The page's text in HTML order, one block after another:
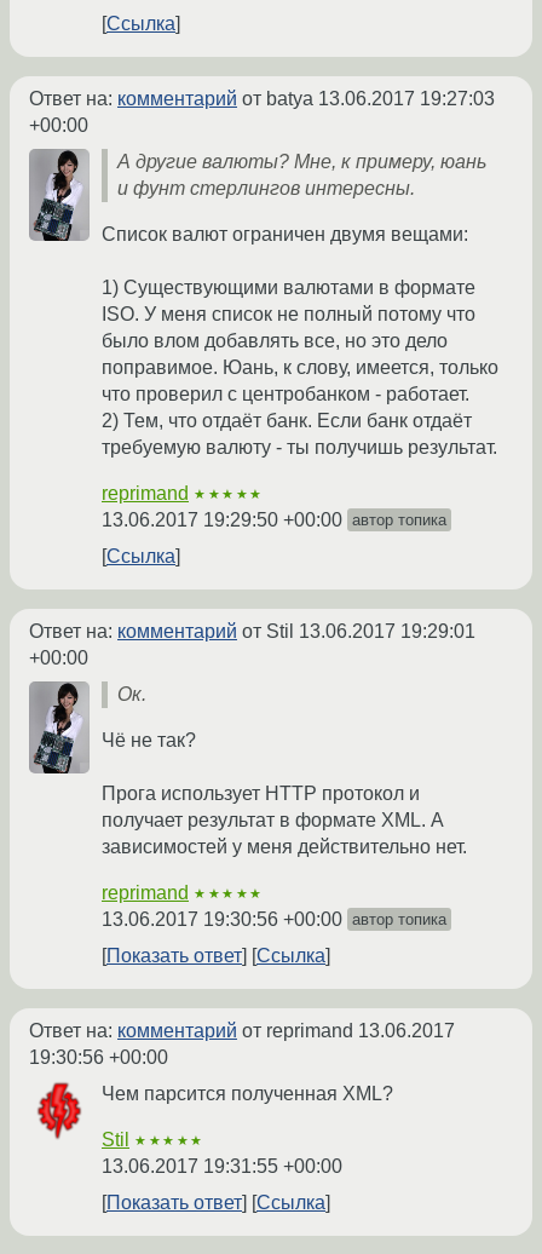
Ссылка
Ответ на: комментарий от batya 13.06.2017 19:27:03
+00:00
А другие валюты? Мне, к примеру, юань
и фунт стерлингов интересны.
Список валют ограничен двумя вещами:
1) Существующими валютами в формате
ISO. У меня список не полный потому что
было влом добавлять все, но это дело
поправимое. Юань, к слову, имеется, только
что проверил с центробанком - работает.
2) Тем, что отдаёт банк. Если банк отдаёт
требуемую валюту - ты получишь результат.
reprimand ★★★★★
13.06.2017 19:29:50 +00:00 автор топика
Ссылка
Ответ на: комментарий от Stil 13.06.2017 19:29:01
+00:00
Ок.
Чё не так?
Прога использует HTTP протокол и
получает результат в формате XML. А
зависимостей у меня действительно нет.
reprimand ★★★★★
13.06.2017 19:30:56 +00:00 автор топика
Показать ответ Ссылка
Ответ на: комментарий от reprimand 13.06.2017
19:30:56 +00:00
Чем парсится полученная XML?
Stil ★★★★★
13.06.2017 19:31:55 +00:00
Показать ответ
Ссылка